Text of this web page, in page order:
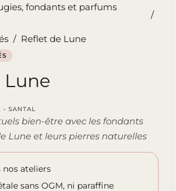
fondants et parfums
/
/ Reflet de Lune
Lune
• SANTAL
bien-être avec les fondants
Lune et leurs pierres naturelles
nos ateliers
sans OGM, ni paraffine